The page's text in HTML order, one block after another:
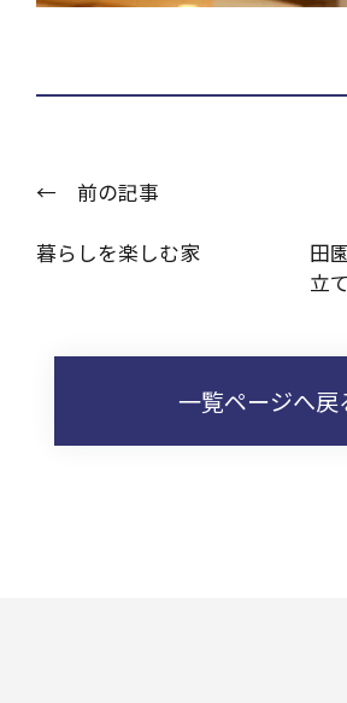
← 前の記事
暮らしを楽しむ家
一覧ページへ戻
田
立